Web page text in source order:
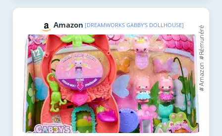
Amazon [DREAMWORKS GABBY'S DOLLHOUSE]